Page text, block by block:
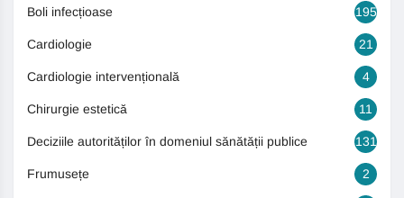
Boli infecțioase 195
Cardiologie 21
Cardiologie intervențională 4
Chirurgie estetică 11
Deciziile autorităților în domeniul sănătății publice 131
Frumusețe 2